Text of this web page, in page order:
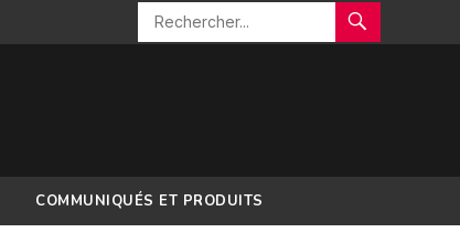
COMMUNIQUÉS ET PRODUITS